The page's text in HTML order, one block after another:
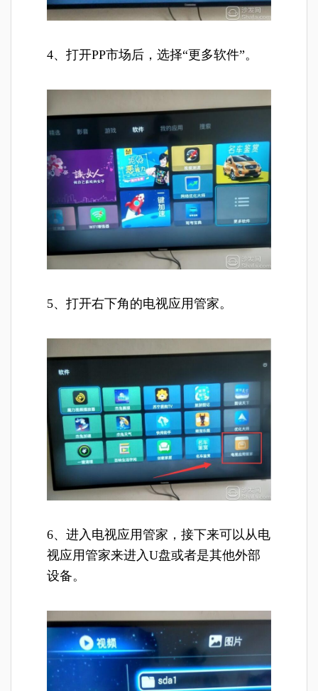
4、打开PP市场后，选择“更多软件”。
5、打开右下角的电视应用管家。
6、进入电视应用管家，接下来可以从电
视应用管家来进入U盘或者是其他外部
设备。